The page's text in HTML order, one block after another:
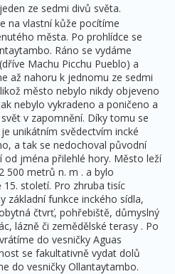
ze sedmi divů světa.
na vlastní kůže pocítíme
města. Po prohlídce se
Ráno se vydáme
Machu Picchu Pueblo) a
až nahoru k jednomu ze sedmi
město nebylo nikdy objeveno
nebylo vykradeno a poničeno a
v zapomnění. Díky tomu se
unikátním svědectvím incké
a tak se nedochoval původní
od jména přilehlé hory. Město leží
500 metrů n. m . a bylo
století. Pro zhruba tisíc
základní funkce inckého sídla,
čtvrť, pohřebiště, důmyslný
lázně či zemědělské terasy . Po
do vesničky Aguas
se fakultativně vydat dolů
do vesničky Ollantaytambo.